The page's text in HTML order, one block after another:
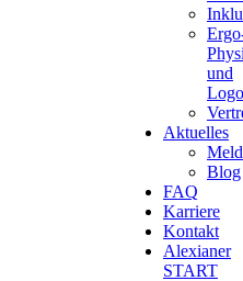
und
Aktuelles
Blog
FAQ
Karriere
Kontakt
Alexianer
START